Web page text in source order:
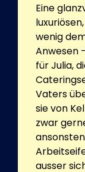
Eine
wenig
Anwesen
für Julia,
Vaters
sie von
zwar
ausser